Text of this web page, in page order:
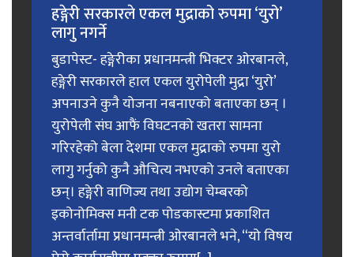
हङ्गेरी सरकारले एकल मुद्राको रुपमा ‘युरो’
लागु नगर्ने
बुडापेस्ट- हङ्गेरीका प्रधानमन्त्री भिक्टर ओरबानले,
हङ्गेरी सरकारले हाल एकल युरोपेली मुद्रा ‘युरो’
अपनाउने कुनै योजना नबनाएको बताएका छन् ।
युरोपेली संघ आफैं विघटनको खतरा सामना
गरिरहेको बेला देशमा एकल मुद्राको रुपमा युरो
लागु गर्नुको कुनै औचित्य नभएको उनले बताएका
छन्। हङ्गेरी वाणिज्य तथा उद्योग चेम्बरको
इकोनोमिक्स मनी टक पोडकास्टमा प्रकाशित
अन्तर्वार्तामा प्रधानमन्त्री ओरबानले भने, “यो विषय